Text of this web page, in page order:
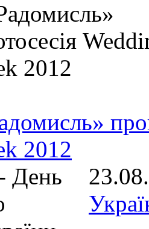
2012